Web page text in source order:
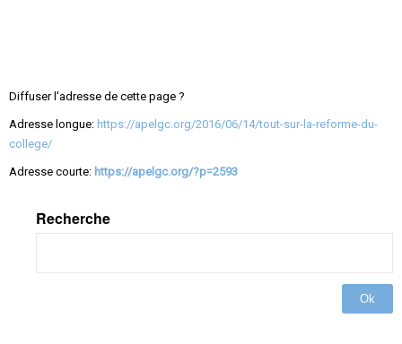
Diffuser l'adresse de cette page ?
Adresse longue: https://apelgc.org/2016/06/14/tout-sur-la-reforme-du-
college/
Adresse courte: https://apelgc.org/?p=2593
Recherche
Ok